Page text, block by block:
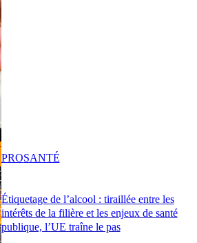
Étiquetage de l’alcool : tiraillée entre les
intérêts de la filière et les enjeux de santé
publique, l’UE traîne le pas
PROSANTÉ